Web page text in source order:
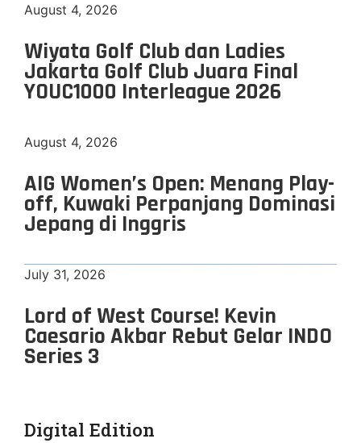
August 4, 2026
Wiyata Golf Club dan Ladies
Jakarta Golf Club Juara Final
YOUC1000 Interleague 2026
August 4, 2026
AIG Women’s Open: Menang Play-
off, Kuwaki Perpanjang Dominasi
Jepang di Inggris
July 31, 2026
Lord of West Course! Kevin
Caesario Akbar Rebut Gelar INDO
Series 3
Digital Edition